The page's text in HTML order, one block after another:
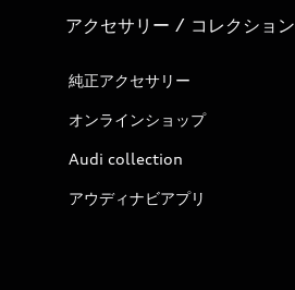
アクセサリー / コレクション
純正アクセサリー
オンラインショップ
Audi collection
アウディナビアプリ